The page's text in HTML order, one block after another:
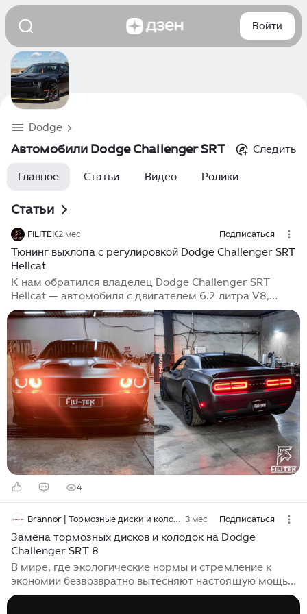
Войти
Dodge
Автомобили Dodge Challenger SRT Следить
Главное Статьи Видео Ролики
Статьи
FILITEK2 мес Подписаться
Тюнинг выхлопа с регулировкой Dodge Challenger SRT
Hellcat
К нам обратился владелец Dodge Challenger SRT
Hellcat — автомобиля с двигателем 6.2 литра V8,
нагнетателем и мощностью, от которой захватывает
дух. Многие скажут: «Зачем на этом автомобиле
делать выхлоп? Он же и так круто звучит с завода!»
Реальность: звук не соответствует образу На самом
деле — нет. В жизни этот автомобиль звучит
совершенно не так, как он выглядит и как он едет.
Огромный, агрессивный, мускулистый Challenger
Hellcat с двигателем 717 лошадиных сил с завода
звучит… слишком тихо и плоско...
4
3 мес Подписаться
Замена тормозных дисков и колодок на Dodge
Challenger SRT 8
В мире, где экологические нормы и стремление к
экономии безвозвратно вытесняют настоящую мощь,
этот автомобиль настоящий артефакт. Вспомните, как